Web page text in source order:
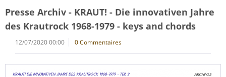
Presse Archiv - KRAUT! - Die innovativen Jahre
des Krautrock 1968-1979 - keys and chords
12/07/2020 00:00 0 Commentaires